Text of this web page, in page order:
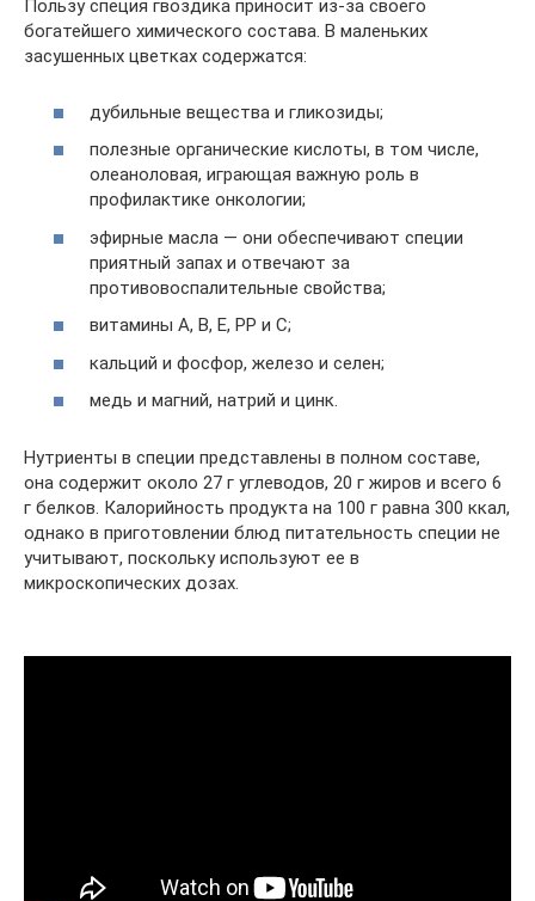
Пользу специя гвоздика приносит из-за своего
богатейшего химического состава. В маленьких
засушенных цветках содержатся:
дубильные вещества и гликозиды;
полезные органические кислоты, в том числе,
олеаноловая, играющая важную роль в
профилактике онкологии;
эфирные масла — они обеспечивают специи
приятный запах и отвечают за
противовоспалительные свойства;
витамины А, В, Е, РР и С;
кальций и фосфор, железо и селен;
медь и магний, натрий и цинк.
Нутриенты в специи представлены в полном составе,
она содержит около 27 г углеводов, 20 г жиров и всего 6
г белков. Калорийность продукта на 100 г равна 300 ккал,
однако в приготовлении блюд питательность специи не
учитывают, поскольку используют ее в
микроскопических дозах.